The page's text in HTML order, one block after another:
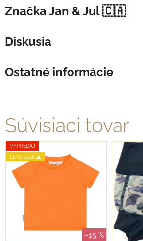
Značka Jan & Jul 🇨🇦
Diskusia
Ostatné informácie
Súvisiaci tovar
VÝPREDAJ
LETO 2026 🌊
–15 %